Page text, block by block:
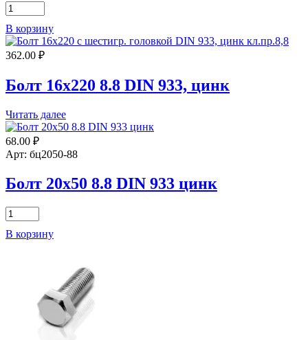
Количество
товара
Болт
8х16
8.8
933
цинк
В корзину
362.00 ₽
Болт 16х220 8.8 DIN 933, цинк
Читать далее
68.00 ₽
Арт: бц2050-88
Болт 20х50 8.8 DIN 933 цинк
Количество
товара
Болт
В корзину